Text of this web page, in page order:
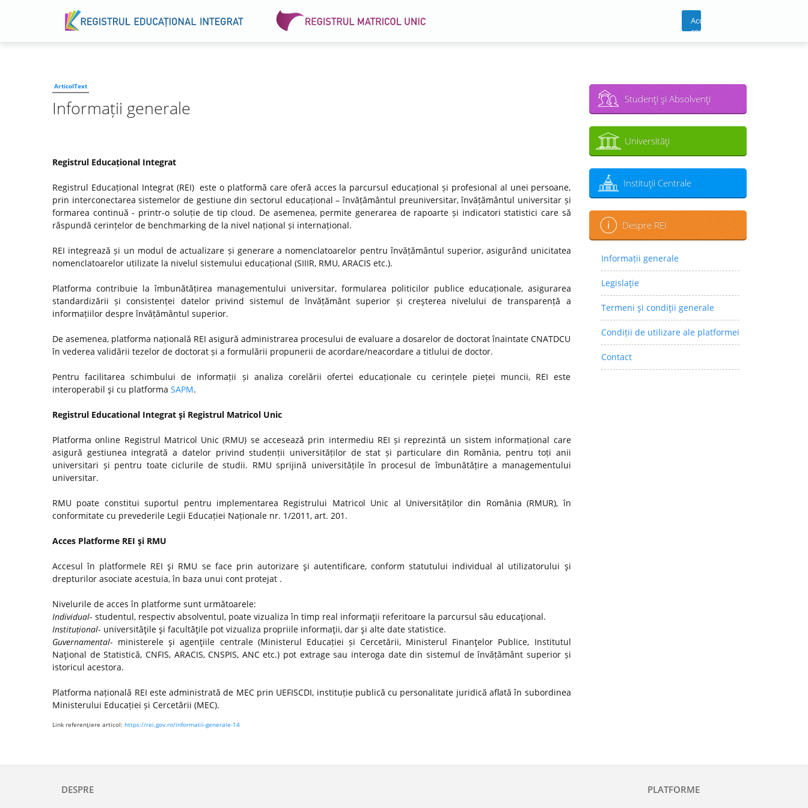
Acces
cont
ArticolText
Informații generale
Registrul Educațional Integrat
Registrul Educațional Integrat (REI) este o platformă care oferă acces la parcursul educațional și profesional al unei persoane,
prin interconectarea sistemelor de gestiune din sectorul educațional – învățământul preuniversitar, învățământul universitar și
formarea continuă - printr-o soluție de tip cloud. De asemenea, permite generarea de rapoarte și indicatori statistici care să
răspundă cerințelor de benchmarking de la nivel național și internațional.
REI integrează și un modul de actualizare și generare a nomenclatoarelor pentru învățământul superior, asigurând unicitatea
nomenclatoarelor utilizate la nivelul sistemului educațional (SIIIR, RMU, ARACIS etc.).
Platforma contribuie la îmbunătățirea managementului universitar, formularea politicilor publice educaționale, asigurarea
standardizării și consistenței datelor privind sistemul de învățământ superior și creşterea nivelului de transparență a
informațiilor despre învățământul superior.
De asemenea, platforma națională REI asigură administrarea procesului de evaluare a dosarelor de doctorat înaintate CNATDCU
în vederea validării tezelor de doctorat și a formulării propunerii de acordare/neacordare a titlului de doctor.
Pentru facilitarea schimbului de informații și analiza corelării ofertei educaționale cu cerințele pieței muncii, REI este
interoperabil şi cu platforma SAPM.
Registrul Educational Integrat şi Registrul Matricol Unic
Platforma online Registrul Matricol Unic (RMU) se accesează prin intermediu REI și reprezintă un sistem informațional care
asigură gestiunea integrată a datelor privind studenții universităților de stat și particulare din România, pentru toți anii
universitari și pentru toate ciclurile de studii. RMU sprijină universitățile în procesul de îmbunătățire a managementului
universitar.
RMU poate constitui suportul pentru implementarea Registrului Matricol Unic al Universităților din România (RMUR), în
conformitate cu prevederile Legii Educației Naționale nr. 1/2011, art. 201.
Acces Platforme REI şi RMU
Accesul în platformele REI şi RMU se face prin autorizare şi autentificare, conform statutului individual al utilizatorului şi
drepturilor asociate acestuia, în baza unui cont protejat .
Nivelurile de acces în platforme sunt următoarele:
Individual- studentul, respectiv absolventul, poate vizualiza în timp real informaţii referitoare la parcursul său educaţional.
Instituțional- universităţile şi facultăţile pot vizualiza propriile informaţii, dar şi alte date statistice.
Guvernamental- ministerele şi agenţiile centrale (Ministerul Educației și Cercetării, Ministerul Finanţelor Publice, Institutul
Naţional de Statistică, CNFIS, ARACIS, CNSPIS, ANC etc.) pot extrage sau interoga date din sistemul de învățământ superior și
istoricul acestora.
Platforma națională REI este administrată de MEC prin UEFISCDI, instituție publică cu personalitate juridică aflată în subordinea
Ministerului Educației și Cercetării (MEC).
Link referenţiere articol: https://rei.gov.ro/informatii-generale-14
Studenţi şi Absolvenţi
Universităţi
Instituţii Centrale
Despre REI
Informații generale
Legislaţie
Termeni şi condiţii generale
Condiții de utilizare ale platformei
Contact
DESPRE PLATFORME